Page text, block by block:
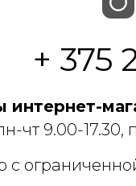
+ 375
чт 9.00-17.30,